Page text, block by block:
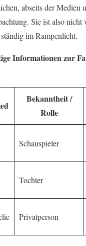
abseits der Medien
Sie ist also nicht
im Rampenlicht.
Informationen zur
Bekanntheit /
Rolle
Schauspieler
Tochter
Privatperson